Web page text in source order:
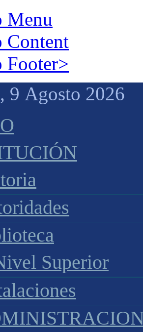
Menu
Content
Footer>
9 Agosto 2026
Superior